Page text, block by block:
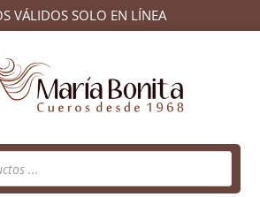
VÁLIDOS SOLO EN LÍNEA